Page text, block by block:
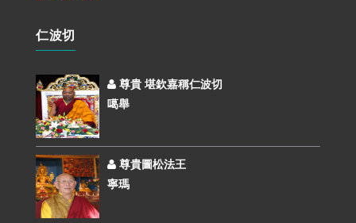
仁波切
尊貴 堪欽嘉稱仁波切
噶舉
尊貴圖松法王
寧瑪